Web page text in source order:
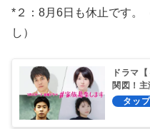
*２：8月6日も休止です。
し）
ドラマ
関図！主